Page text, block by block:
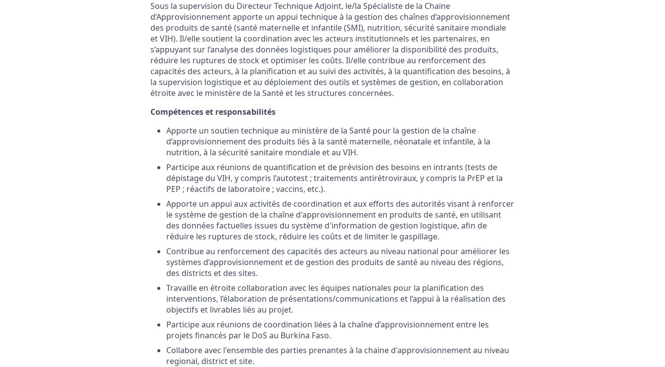
Sous la supervision du Directeur Technique Adjoint, le/la Spécialiste de la Chaine
d’Approvisionnement apporte un appui technique à la gestion des chaînes d’approvisionnement
des produits de santé (santé maternelle et infantile (SMI), nutrition, sécurité sanitaire mondiale
et VIH). Il/elle soutient la coordination avec les acteurs institutionnels et les partenaires, en
s’appuyant sur l’analyse des données logistiques pour améliorer la disponibilité des produits,
réduire les ruptures de stock et optimiser les coûts. Il/elle contribue au renforcement des
capacités des acteurs, à la planification et au suivi des activités, à la quantification des besoins, à
la supervision logistique et au déploiement des outils et systèmes de gestion, en collaboration
étroite avec le ministère de la Santé et les structures concernées.
Compétences et responsabilités
Apporte un soutien technique au ministère de la Santé pour la gestion de la chaîne
d’approvisionnement des produits liés à la santé maternelle, néonatale et infantile, à la
nutrition, à la sécurité sanitaire mondiale et au VIH.
Participe aux réunions de quantification et de prévision des besoins en intrants (tests de
dépistage du VIH, y compris l’autotest ; traitements antirétroviraux, y compris la PrEP et la
PEP ; réactifs de laboratoire ; vaccins, etc.).
Apporte un appui aux activités de coordination et aux efforts des autorités visant à renforcer
le système de gestion de la chaîne d'approvisionnement en produits de santé, en utilisant
des données factuelles issues du système d'information de gestion logistique, afin de
réduire les ruptures de stock, réduire les coûts et de limiter le gaspillage.
Contribue au renforcement des capacités des acteurs au niveau national pour améliorer les
systèmes d’approvisionnement et de gestion des produits de santé au niveau des régions,
des districts et des sites.
Travaille en étroite collaboration avec les équipes nationales pour la planification des
interventions, l’élaboration de présentations/communications et l’appui à la réalisation des
objectifs et livrables liés au projet.
Participe aux réunions de coordination liées à la chaîne d’approvisionnement entre les
projets financés par le DoS au Burkina Faso.
Collabore avec l'ensemble des parties prenantes à la chaine d'approvisionnement au niveau
regional, district et site.